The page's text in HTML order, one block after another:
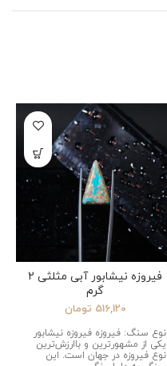
فیروزه نیشابور آبی مثلثی 2
گرم
516,120 تومان
نوع سنگ: فیروزه فیروزه نیشابور
یکی از مشهورترین و باارزش‌ترین
نوع فیروزه در جهان است. این